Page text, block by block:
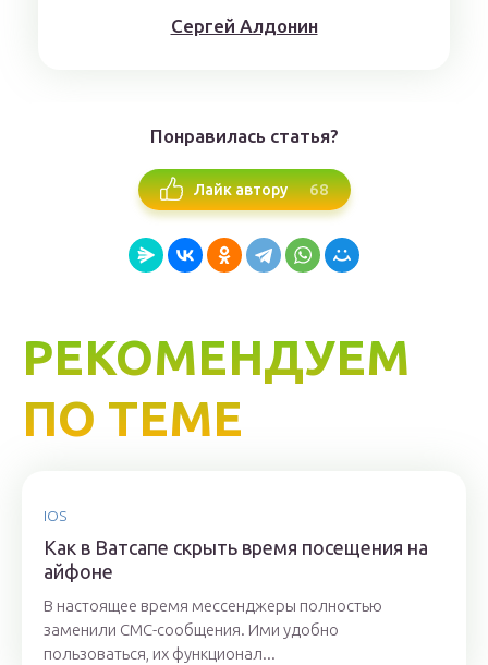
Сергей Алдонин
Понравилась статья?
Лайк автору 68
РЕКОМЕНДУЕМ
ПО ТЕМЕ
IOS
Как в Ватсапе скрыть время посещения на
айфоне
В настоящее время мессенджеры полностью
заменили СМС-сообщения. Ими удобно
пользоваться, их функционал...